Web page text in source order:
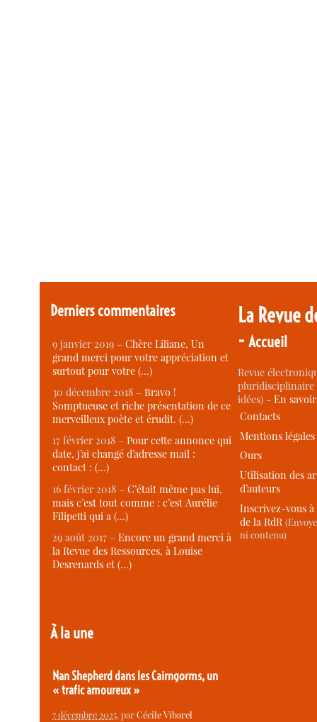
Derniers commentaires
9 janvier 2019 –Chère Liliane, Un
grand merci pour votre appréciation et
surtout pour votre (…)
30 décembre 2018 –Bravo !
Somptueuse et riche présentation de ce
merveilleux poète et érudit. (…)
17 février 2018 –Pour cette annonce qui
date, j’ai changé d’adresse mail :
contact : (…)
16 février 2018 –C’était même pas lui,
mais c’est tout comme : c’est Aurélie
Filipetti qui a (…)
29 août 2017 –Encore un grand merci à
la Revue des Ressources, à Louise
Desrenards et (…)
À la une
Nan Shepherd dans les Cairngorms, un
« trafic amoureux »
7 décembre 2025, parCécile Vibarel
La Revue
-Accueil
Revue
idées) -En
Contacts
Mentions légales
Ours
Utilisation des
d’auteurs
Inscrivez-vous
de la RdR
ni contenu)